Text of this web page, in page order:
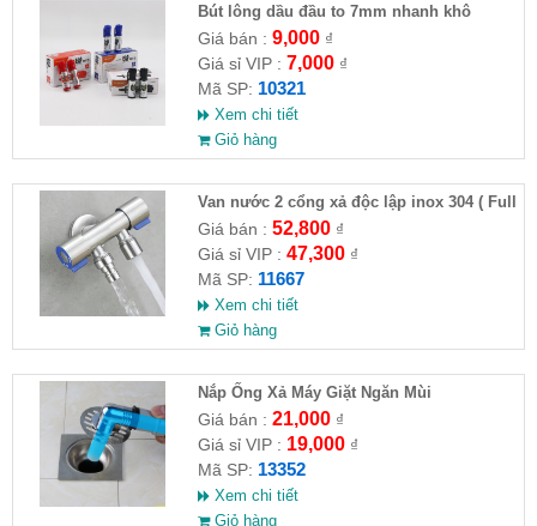
Bút lông dầu đầu to 7mm nhanh khô
Giá bán : 9,000₫
Giá sỉ VIP : 7,000₫
Mã SP: 10321
Xem chi tiết
Giỏ hàng
Van nước 2 cổng xả độc lập inox 304 ( Full
VAT )
Giá bán : 52,800₫
Giá sỉ VIP : 47,300₫
Mã SP: 11667
Xem chi tiết
Giỏ hàng
Nắp Ống Xả Máy Giặt Ngăn Mùi
Giá bán : 21,000₫
Giá sỉ VIP : 19,000₫
Mã SP: 13352
Xem chi tiết
Giỏ hàng